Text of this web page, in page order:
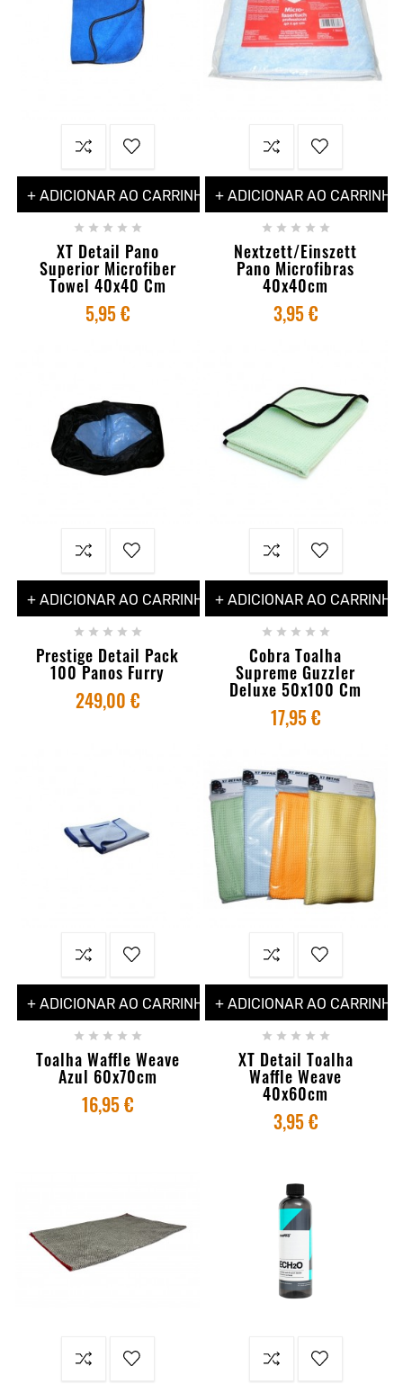
+ ADICIONAR AO CARRINHO
    
XT Detail Pano
Superior Microfiber
Towel 40x40 Cm
5,95 €
+ ADICIONAR AO CARRINHO
    
Nextzett/Einszett
Pano Microfibras
40x40cm
3,95 €
+ ADICIONAR AO CARRINHO
    
Prestige Detail Pack
100 Panos Furry
249,00 €
+ ADICIONAR AO CARRINHO
    
Cobra Toalha
Supreme Guzzler
Deluxe 50x100 Cm
17,95 €
+ ADICIONAR AO CARRINHO
    
Toalha Waffle Weave
Azul 60x70cm
16,95 €
+ ADICIONAR AO CARRINHO
    
XT Detail Toalha
Waffle Weave
40x60cm
3,95 €